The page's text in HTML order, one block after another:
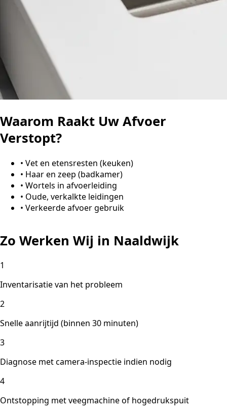
Waarom Raakt Uw Afvoer
Verstopt?
• Vet en etensresten (keuken)
• Haar en zeep (badkamer)
• Wortels in afvoerleiding
• Oude, verkalkte leidingen
• Verkeerde afvoer gebruik
Zo Werken Wij in Naaldwijk
1
Inventarisatie van het probleem
2
Snelle aanrijtijd (binnen 30 minuten)
3
Diagnose met camera-inspectie indien nodig
4
Ontstopping met veegmachine of hogedrukspuit